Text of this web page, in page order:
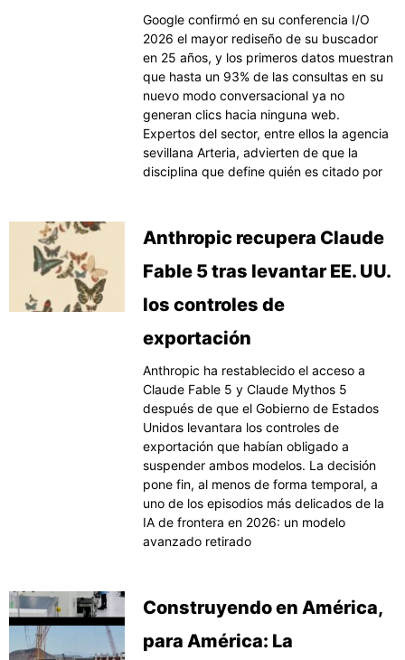
Google confirmó en su conferencia I/O
2026 el mayor rediseño de su buscador
en 25 años, y los primeros datos muestran
que hasta un 93% de las consultas en su
nuevo modo conversacional ya no
generan clics hacia ninguna web.
Expertos del sector, entre ellos la agencia
sevillana Arteria, advierten de que la
disciplina que define quién es citado por
Anthropic recupera Claude
Fable 5 tras levantar EE. UU.
los controles de
exportación
Anthropic ha restablecido el acceso a
Claude Fable 5 y Claude Mythos 5
después de que el Gobierno de Estados
Unidos levantara los controles de
exportación que habían obligado a
suspender ambos modelos. La decisión
pone fin, al menos de forma temporal, a
uno de los episodios más delicados de la
IA de frontera en 2026: un modelo
avanzado retirado
Construyendo en América,
para América: La